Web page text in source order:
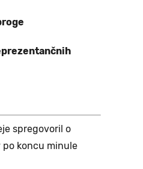
spregovoril o
koncu minule